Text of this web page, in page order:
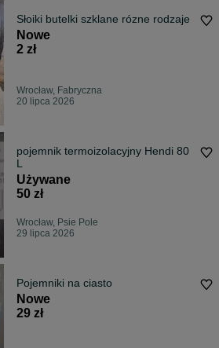
Słoiki butelki szklane rózne rodzaje
Nowe
2 zł
Wrocław, Fabryczna
20 lipca 2026
pojemnik termoizolacyjny Hendi 80
L
Używane
50 zł
Wrocław, Psie Pole
29 lipca 2026
Pojemniki na ciasto
Nowe
29 zł